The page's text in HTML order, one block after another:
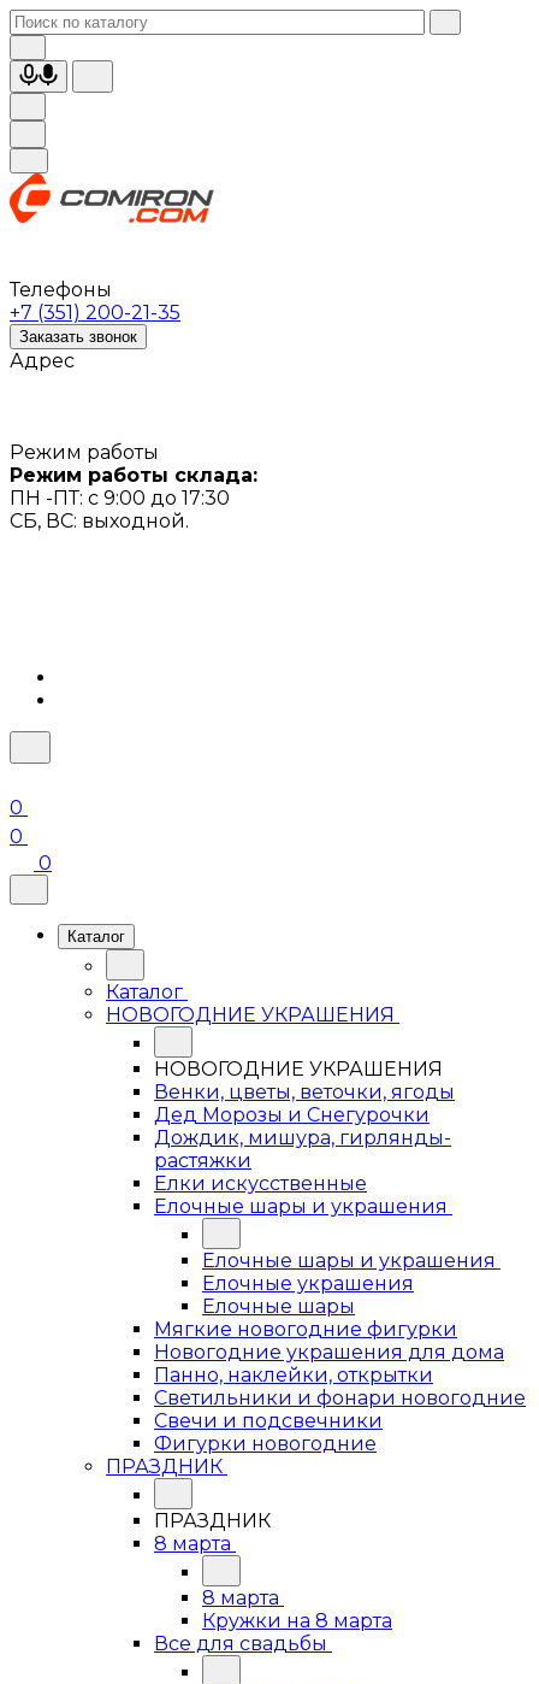
Телефоны
+7 (351) 200-21-35
Заказать звонок
Адрес
Режим работы
Режим работы склада:
ПН -ПТ: с 9:00 до 17:30
СБ, ВС: выходной.
0
0
0
Каталог
Каталог
НОВОГОДНИЕ УКРАШЕНИЯ
НОВОГОДНИЕ УКРАШЕНИЯ
Венки, цветы, веточки, ягоды
Дед Морозы и Снегурочки
Дождик, мишура, гирлянды-
растяжки
Елки искусственные
Елочные шары и украшения
Елочные шары и украшения
Елочные украшения
Елочные шары
Мягкие новогодние фигурки
Новогодние украшения для дома
Панно, наклейки, открытки
Светильники и фонари новогодние
Свечи и подсвечники
Фигурки новогодние
ПРАЗДНИК
ПРАЗДНИК
8 марта
8 марта
Кружки на 8 марта
Все для свадьбы